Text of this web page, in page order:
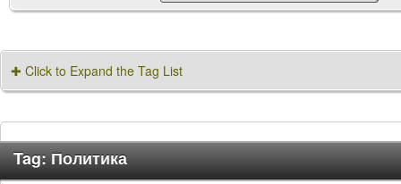
✚ Click to Expand the Tag List
Tag: Политика